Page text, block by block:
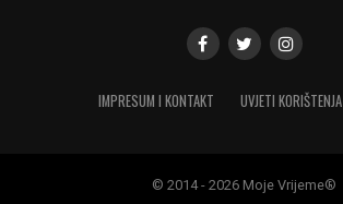
IMPRESUM I KONTAKT UVJETI KORIŠTENJA
© 2014 - 2026 Moje Vrijeme®